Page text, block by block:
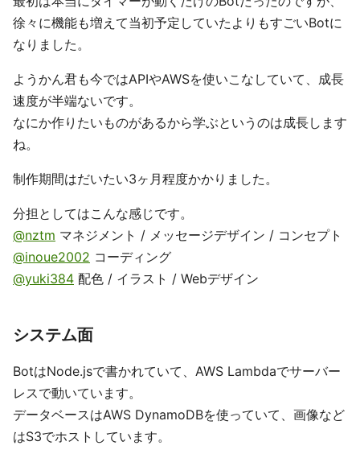
徐々に機能も増えて当初予定していたよりもすごいBotに
なりました。
ようかん君も今ではAPIやAWSを使いこなしていて、成長
速度が半端ないです。
なにか作りたいものがあるから学ぶというのは成長します
ね。
制作期間はだいたい3ヶ月程度かかりました。
分担としてはこんな感じです。
@nztm マネジメント / メッセージデザイン / コンセプト
@inoue2002 コーディング
@yuki384 配色 / イラスト / Webデザイン
システム面
BotはNode.jsで書かれていて、AWS Lambdaでサーバー
レスで動いています。
データベースはAWS DynamoDBを使っていて、画像など
はS3でホストしています。